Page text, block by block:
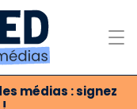
médias : signez